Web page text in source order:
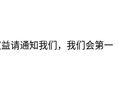
请通知我们，我们会第一